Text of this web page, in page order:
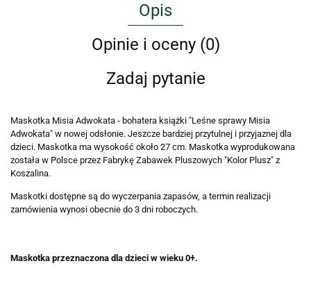
Opis
Opinie i oceny (0)
Zadaj pytanie
Maskotka Misia Adwokata - bohatera książki "Leśne sprawy Misia
Adwokata" w nowej odsłonie. Jeszcze bardziej przytulnej i przyjaznej dla
dzieci. Maskotka ma wysokość około 27 cm. Maskotka wyprodukowana
została w Polsce przez Fabrykę Zabawek Pluszowych "Kolor Plusz" z
Koszalina.
Maskotki dostępne są do wyczerpania zapasów, a termin realizacji
zamówienia wynosi obecnie do 3 dni roboczych.
Maskotka przeznaczona dla dzieci w wieku 0+.